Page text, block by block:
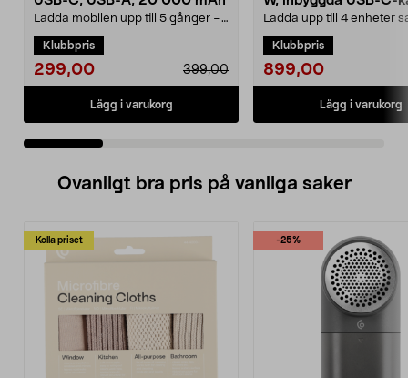
Ladda mobilen upp till 5 gånger –
powerbank – 20...
Klubbpris
299,00 399,00
Lägg i varukorg
Ladda upp till 4 enheter
25 000 mAh powe...
Klubbpris
899,00
Lägg i varukorg
Ovanligt bra pris på vanliga saker
Kolla priset -25%